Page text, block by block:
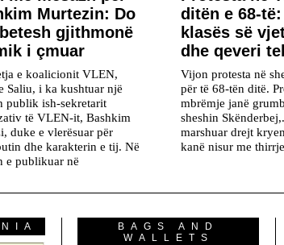
Murtezin: Do
gjithmonë
i çmuar
e koalicionit VLEN,
Saliu, i ka kushtuar një
publik ish-sekretarit
të VLEN-it, Bashkim
duke e vlerësuar për
dhe karakterin e tij. Në
e publikuar në
ditën e 68-
klasës së
dhe qeveri
Vijon protesta në
për të 68-tën ditë.
mbrëmje janë
sheshin
marshuar drejt
kanë nisur me
BAGS AND
WALLETS